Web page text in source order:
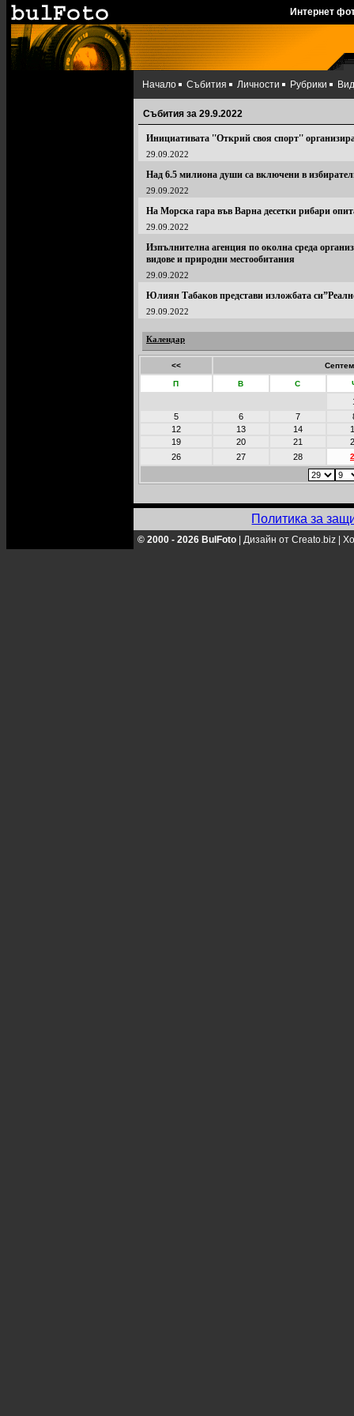
Интернет
Начало Събития Личности Рубрики
Събития за 29.9.2022
Инициативата ''Открий своя спорт''
29.09.2022
Над 6.5 милиона души са включени в
29.09.2022
На Морска гара във Варна десетки рибари
29.09.2022
Изпълнителна агенция по околна среда
видове и природни местообитания
29.09.2022
Юлиян Табаков представи изложбата
29.09.2022
Календар
<<
П В С
5
6 7
12
13 14
19
20 21
26
27 28
Политика за
© 2000 - 2026 BulFoto Дизайн от Creato.biz